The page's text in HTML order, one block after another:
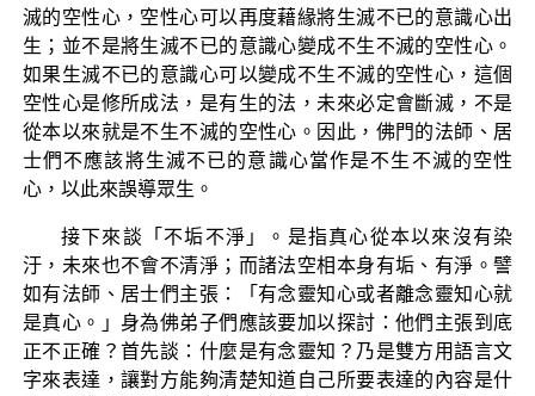
滅的空性心，空性心可以再度藉緣將生滅不已的意識心出
生；並不是將生滅不已的意識心變成不生不滅的空性心。
如果生滅不已的意識心可以變成不生不滅的空性心，這個
空性心是修所成法，是有生的法，未來必定會斷滅，不是
從本以來就是不生不滅的空性心。因此，佛門的法師、居
士們不應該將生滅不已的意識心當作是不生不滅的空性
心，以此來誤導眾生。
接下來談「不垢不淨」。是指真心從本以來沒有染
汙，未來也不會不清淨；而諸法空相本身有垢、有淨。譬
如有法師、居士們主張：「有念靈知心或者離念靈知心就
是真心。」身為佛弟子們應該要加以探討：他們主張到底
正不正確？首先談：什麼是有念靈知？乃是雙方用語言文
字來表達，讓對方能夠清楚知道自己所要表達的內容是什